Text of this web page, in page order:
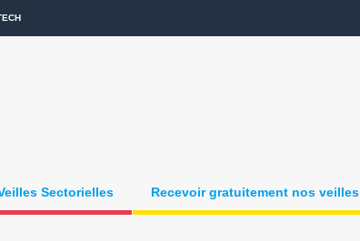
Sectorielles Recevoir gratuitement nos veilles